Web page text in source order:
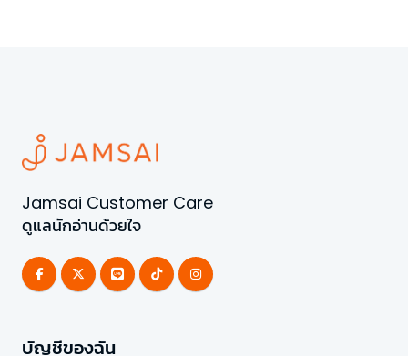
Jamsai Customer Care
ดูแลนักอ่านด้วยใจ
บัญชีของฉัน